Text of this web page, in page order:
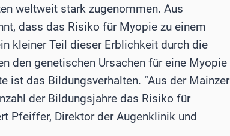
weltweit stark zugenommen. Aus
dass das Risiko für Myopie zu einem
kleiner Teil dieser Erblichkeit durch die
den genetischen Ursachen für eine Myopie
ist das Bildungsverhalten. “Aus der Mainzer
der Bildungsjahre das Risiko für
Pfeiffer, Direktor der Augenklinik und